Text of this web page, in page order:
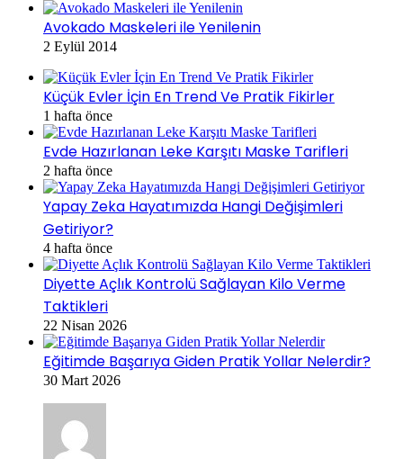
Avokado Maskeleri ile Yenilenin
2 Eylül 2014
Küçük Evler İçin En Trend Ve Pratik Fikirler
1 hafta önce
Evde Hazırlanan Leke Karşıtı Maske Tarifleri
2 hafta önce
Yapay Zeka Hayatımızda Hangi Değişimleri
Getiriyor?
4 hafta önce
Diyette Açlık Kontrolü Sağlayan Kilo Verme
Taktikleri
22 Nisan 2026
Eğitimde Başarıya Giden Pratik Yollar Nelerdir?
30 Mart 2026